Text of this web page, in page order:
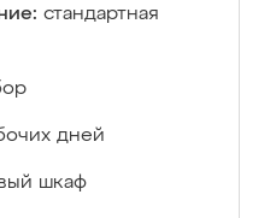
стандартная
дней
шкаф